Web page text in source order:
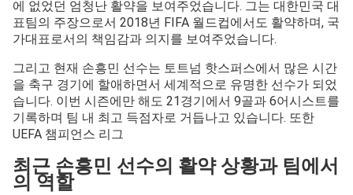
에 없었던 엄청난 활약을 보여주었습니다. 그는 대한민국 대
표팀의 주장으로서 2018년 FIFA 월드컵에서도 활약하며, 국
가대표로서의 책임감과 의지를 보여주었습니다.
그리고 현재 손흥민 선수는 토트넘 핫스퍼스에서 많은 시간
을 축구 경기에 할애하면서 세계적으로 유명한 선수가 되었
습니다. 이번 시즌에만 해도 21경기에서 9골과 6어시스트를
기록하며 팀 내 최고 득점자로 거듭나고 있습니다. 또한
UEFA 챔피언스 리그
최근 손흥민 선수의 활약 상황과 팀에서
의 역할